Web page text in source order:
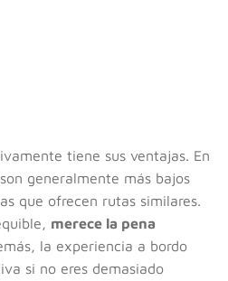
tiene sus ventajas. En
generalmente más bajos
que ofrecen rutas similares.
merece la pena
la experiencia a bordo
si no eres demasiado